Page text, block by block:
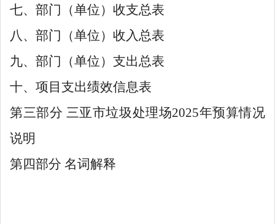
七、部门（单位）收支总表
八、部门（单位）收入总表
九、部门（单位）支出总表
十、项目支出绩效信息表
第三部分 三亚市垃圾处理场2025年预算情况
说明
第四部分 名词解释